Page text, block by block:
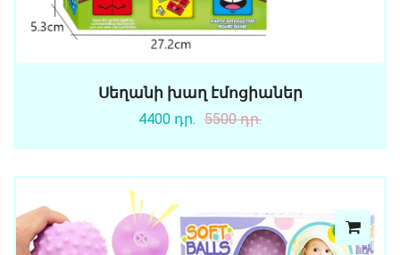
Սեղանի խաղ էմոցիաներ
4400 դր. 5500 դր.